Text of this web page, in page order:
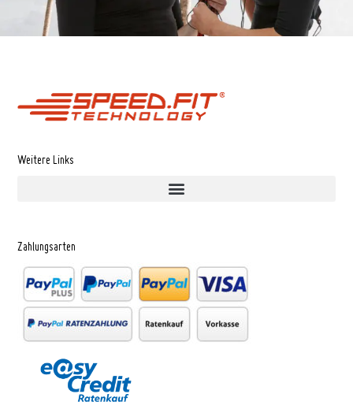
Weitere Links
Zahlungsarten